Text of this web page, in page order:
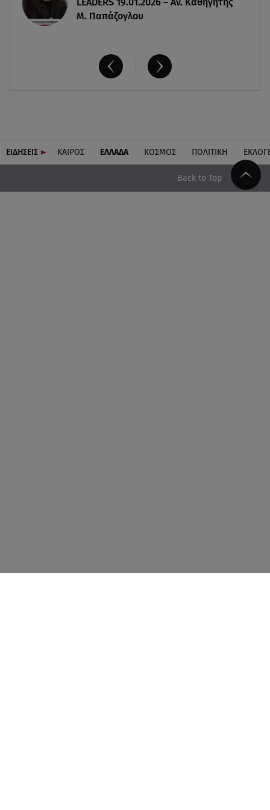
LEADERS 19.01.2026 – Αν. Καθηγητής
Μ. Παπάζογλου
ΕΙΔΗΣΕΙΣ ΚΑΙΡΟΣ ΕΛΛΑΔΑ ΚΟΣΜΟΣ ΠΟΛΙΤΙΚΗ
Back to Top